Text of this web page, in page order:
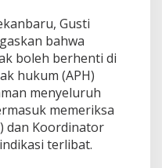
Gusti
bahwa
boleh berhenti di
hukum (APH)
menyeluruh
memeriksa
dan Koordinator
terlibat.